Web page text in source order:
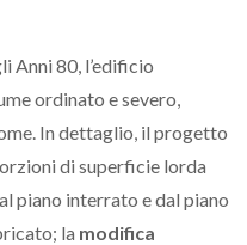
Anni 80, l’edificio
ordinato e severo,
In dettaglio, il progetto
di superficie lorda
piano interrato e dal piano
la modifica